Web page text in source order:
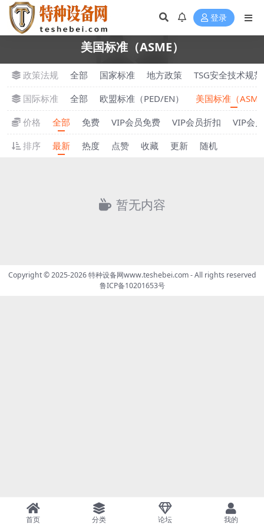
登录
美国标准（ASME）
政策法规 全部 国家标准 地方政策
TSG安全技术规范
国际标准
全部 欧盟标准（PED/EN）
美国标准（
价格
全部 免费 VIP会员免费 VIP会员折扣
VIP会
排序
最新 热度 点赞 收藏 更新 随机
暂无内容
Copyright © 2025-2026特种设备网www.teshebei.com- All rights reserved
鲁ICP备10201653号
首页 分类 论坛 我的